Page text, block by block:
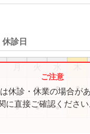
診日
● ● ● ●
● ● ●
休診・休業の場合が
に直接ご確認ください